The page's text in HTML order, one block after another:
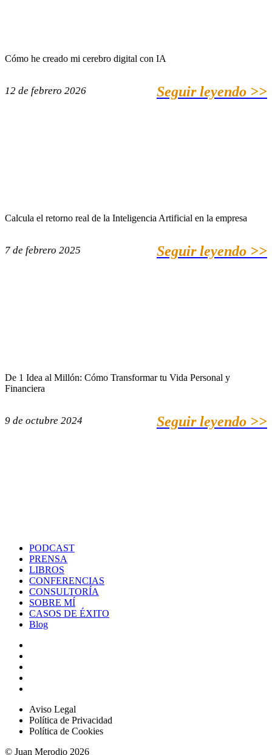
Cómo he creado mi cerebro digital con IA
12 de febrero 2026 Seguir leyendo >>
Calcula el retorno real de la Inteligencia Artificial en la empresa
7 de febrero 2025 Seguir leyendo >>
De 1 Idea al Millón: Cómo Transformar tu Vida Personal y
Financiera
9 de octubre 2024 Seguir leyendo >>
PODCAST
PRENSA
LIBROS
CONFERENCIAS
CONSULTORÍA
SOBRE MÍ
CASOS DE ÉXITO
Blog
Aviso Legal
Política de Privacidad
Política de Cookies
© Juan Merodio 2026